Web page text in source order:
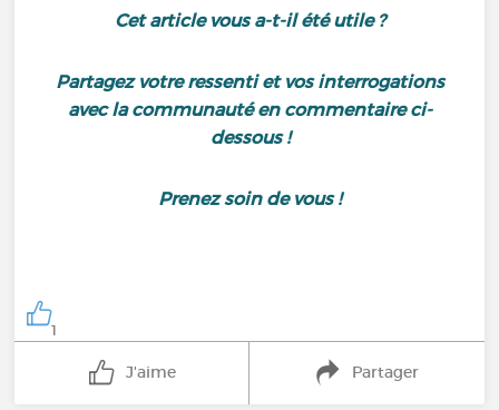
Cet article vous a-t-il été utile ?
Partagez votre ressenti et vos interrogations
avec la communauté en commentaire ci-
dessous !
Prenez soin de vous !
1
J'aime Partager